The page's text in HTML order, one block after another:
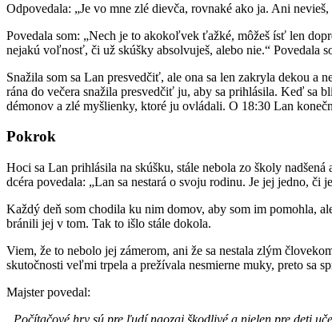
Odpovedala: „Je vo mne zlé dievča, rovnaké ako ja. Ani
Povedala som: „Nech je to akokoľvek ťažké, môžeš ísť len
nejakú voľnosť, či už skúšky absolvuješ, alebo nie.“ Povedala
Snažila som sa Lan presvedčiť, ale ona sa len zakryla dekou a
rána do večera snažila presvedčiť ju, aby sa prihlásila. Keď sa
démonov a zlé myšlienky, ktoré ju ovládali. O 18:30 Lan
Pokrok
Hoci sa Lan prihlásila na skúšku, stále nebola zo školy
dcéra povedala: „Lan sa nestará o svoju rodinu. Je jej jedno,
Každý deň som chodila ku nim domov, aby som im pomohla,
bránili jej v tom. Tak to išlo stále dokola.
Viem, že to nebolo jej zámerom, ani že sa nestala zlým
skutočnosti veľmi trpela a prežívala nesmierne muky, preto sa
Majster povedal:
„Počítačové hry sú pre ľudí naozaj škodlivé a nielen pre deti